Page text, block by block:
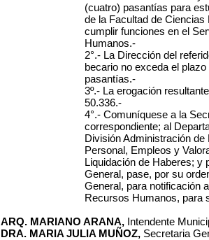
(cuatro) pasantías para
de la Facultad de
cumplir funciones en el
Humanos.-
2°.- La Dirección del
becario no exceda el
pasantías.-
3º.- La erogación
50.336.-
4°.- Comuníquese a la
correspondiente; al
División Administración
Personal, Empleos y
Liquidación de Haberes; y
General, pase, por su
General, para notificación
Recursos Humanos, para
ARQ. MARIANO ARANA, Intendente
DRA. MARIA JULIA MUÑOZ, Secretaria